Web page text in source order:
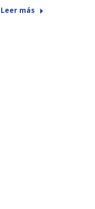
Leer más